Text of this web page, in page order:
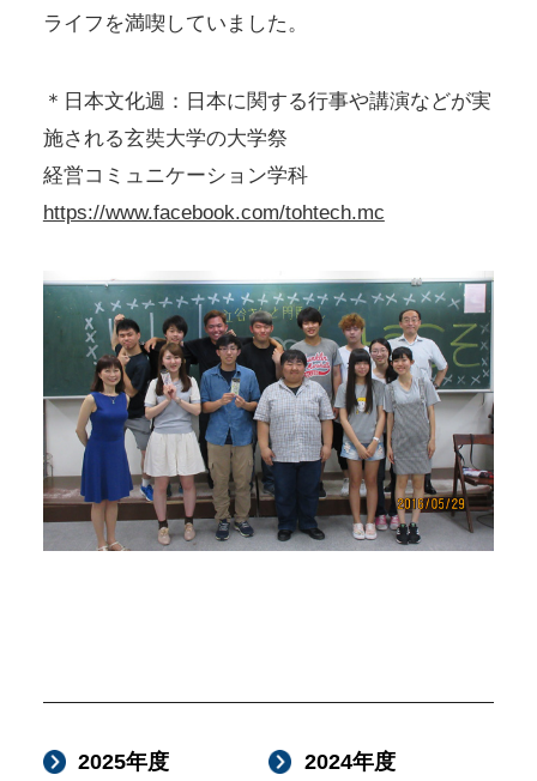
ライフを満喫していました。
＊日本文化週：日本に関する行事や講演などが実
施される玄奘大学の大学祭
経営コミュニケーション学科
https://www.facebook.com/tohtech.mc
2025年度 2024年度